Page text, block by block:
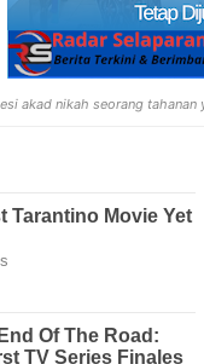
akad nikah seorang